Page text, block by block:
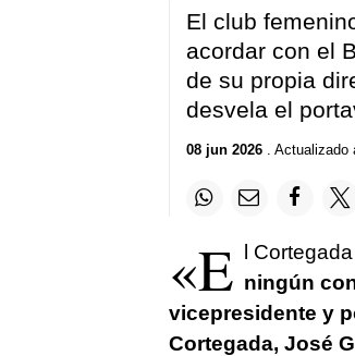
El club
acordar con el
de su propia
desvela el
08 jun 2026. Actualizado
«E l
ningún
vicepresidente y
Cortegada, José